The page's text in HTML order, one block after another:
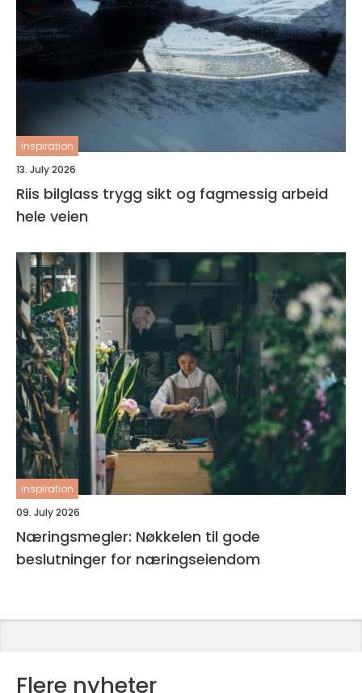
inspiration
13. July 2026
Riis bilglass trygg sikt og fagmessig arbeid
hele veien
inspiration
09. July 2026
Næringsmegler: Nøkkelen til gode
beslutninger for næringseiendom
Flere nyheter